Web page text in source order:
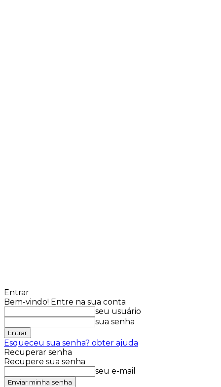
Entrar
Bem-vindo! Entre na sua conta
seu usuário
sua senha
Esqueceu sua senha? obter ajuda
Recuperar senha
Recupere sua senha
seu e-mail